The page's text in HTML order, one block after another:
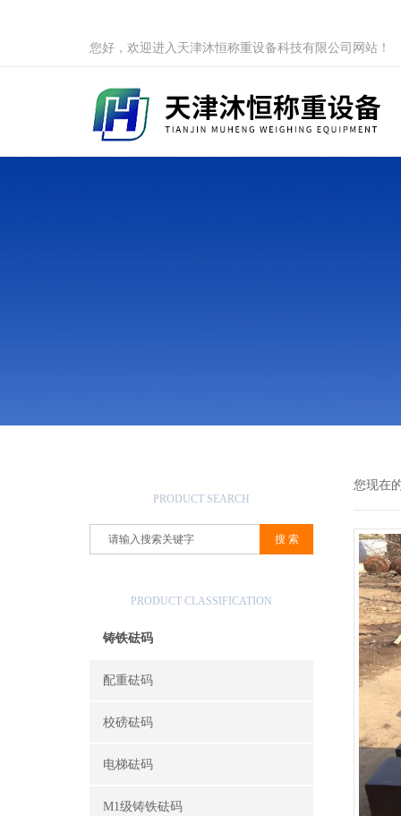
您好，欢迎进入天津沐恒称重设备科技有限公司网站！
PRODUCT SEARCH
PRODUCT CLASSIFICATION
铸铁砝码
配重砝码
校磅砝码
电梯砝码
M1级铸铁砝码
您现在